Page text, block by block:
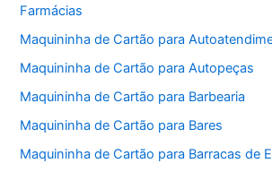
Farmácias
Maquininha de Cartão para
Maquininha de Cartão para Autopeças
Maquininha de Cartão para Barbearia
Maquininha de Cartão para Bares
Maquininha de Cartão para Barracas de